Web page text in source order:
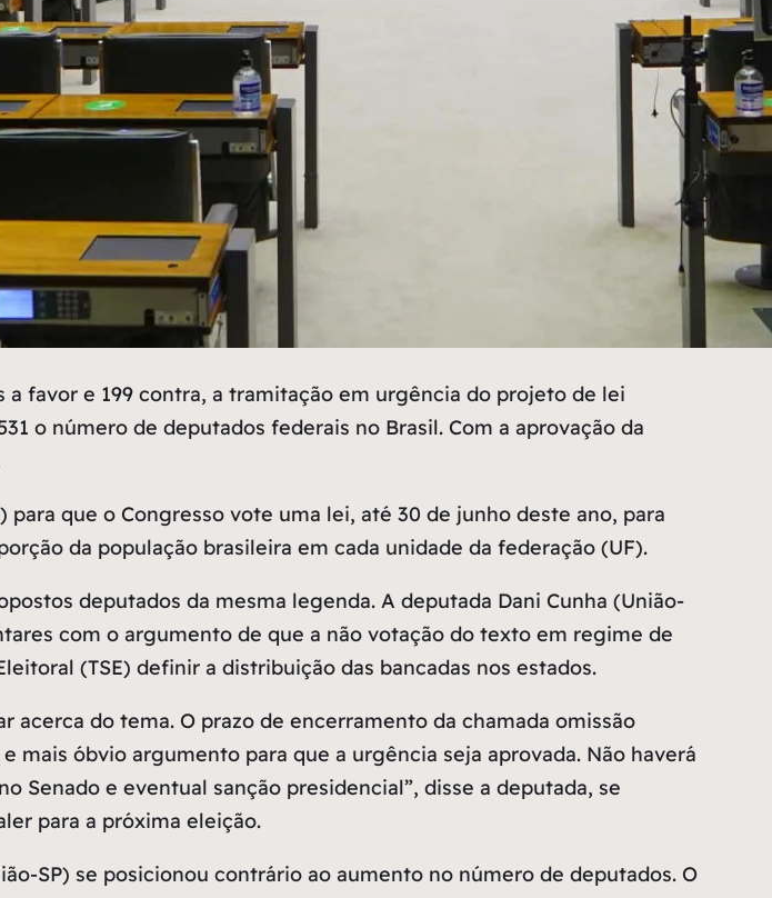
favor e 199 contra, a tramitação em urgência do projeto de lei
o número de deputados federais no Brasil. Com a aprovação da
que o Congresso vote uma lei, até 30 de junho deste ano, para
da população brasileira em cada unidade da federação (UF).
deputados da mesma legenda. A deputada Dani Cunha (União-
com o argumento de que a não votação do texto em regime de
(TSE) definir a distribuição das bancadas nos estados.
acerca do tema. O prazo de encerramento da chamada omissão
mais óbvio argumento para que a urgência seja aprovada. Não haverá
Senado e eventual sanção presidencial”, disse a deputada, se
para a próxima eleição.
SP) se posicionou contrário ao aumento no número de deputados. O